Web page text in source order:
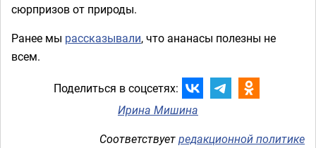
сюрпризов от природы.
Ранее мы рассказывали, что ананасы полезны не
всем.
Поделиться в соцсетях:
Ирина Мишина
Соответствуетредакционной политике